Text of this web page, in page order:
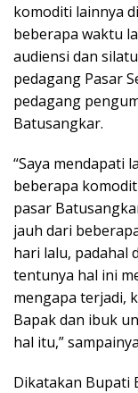
komoditi lainnya
beberapa waktu
audiensi dan
pedagang Pasar
pedagang
Batusangkar.
“Saya mendapati
beberapa
pasar
jauh dari
hari lalu, padahal
tentunya hal ini
mengapa terjadi,
Bapak dan ibuk
hal itu,”
Dikatakan Bupati